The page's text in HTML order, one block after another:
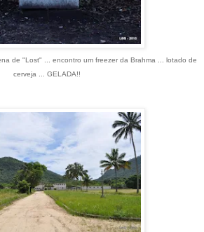
de "Lost" ... encontro um freezer da Brahma ... lotado de
cerveja ... GELADA!!